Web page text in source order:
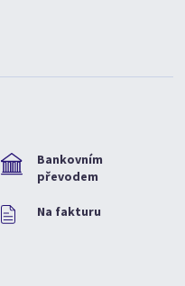
Bankovním
převodem
Na fakturu